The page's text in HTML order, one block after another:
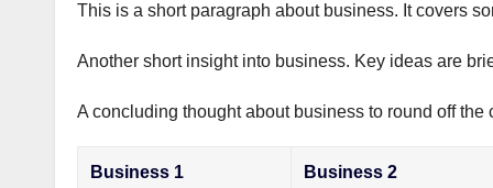
This is a short paragraph about business. It covers
Another short insight into business. Key ideas are
A concluding thought about business to round off the
Business 1 Business 2